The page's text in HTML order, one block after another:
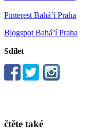
Pinterest Bahá’í Praha
Blogspot Bahá’í Praha
Sdílet
čtěte také